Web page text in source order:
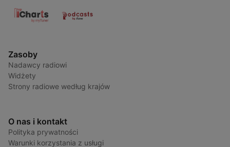
Zasoby
Nadawcy radiowi
Widżety
Strony radiowe według krajów
O nas i kontakt
Polityka prywatności
Warunki korzystania z usługi